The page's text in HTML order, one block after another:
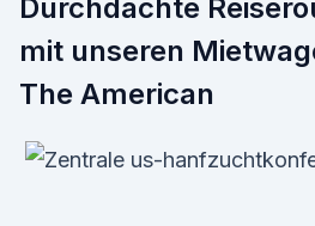
Durchdachte
mit unseren
The American